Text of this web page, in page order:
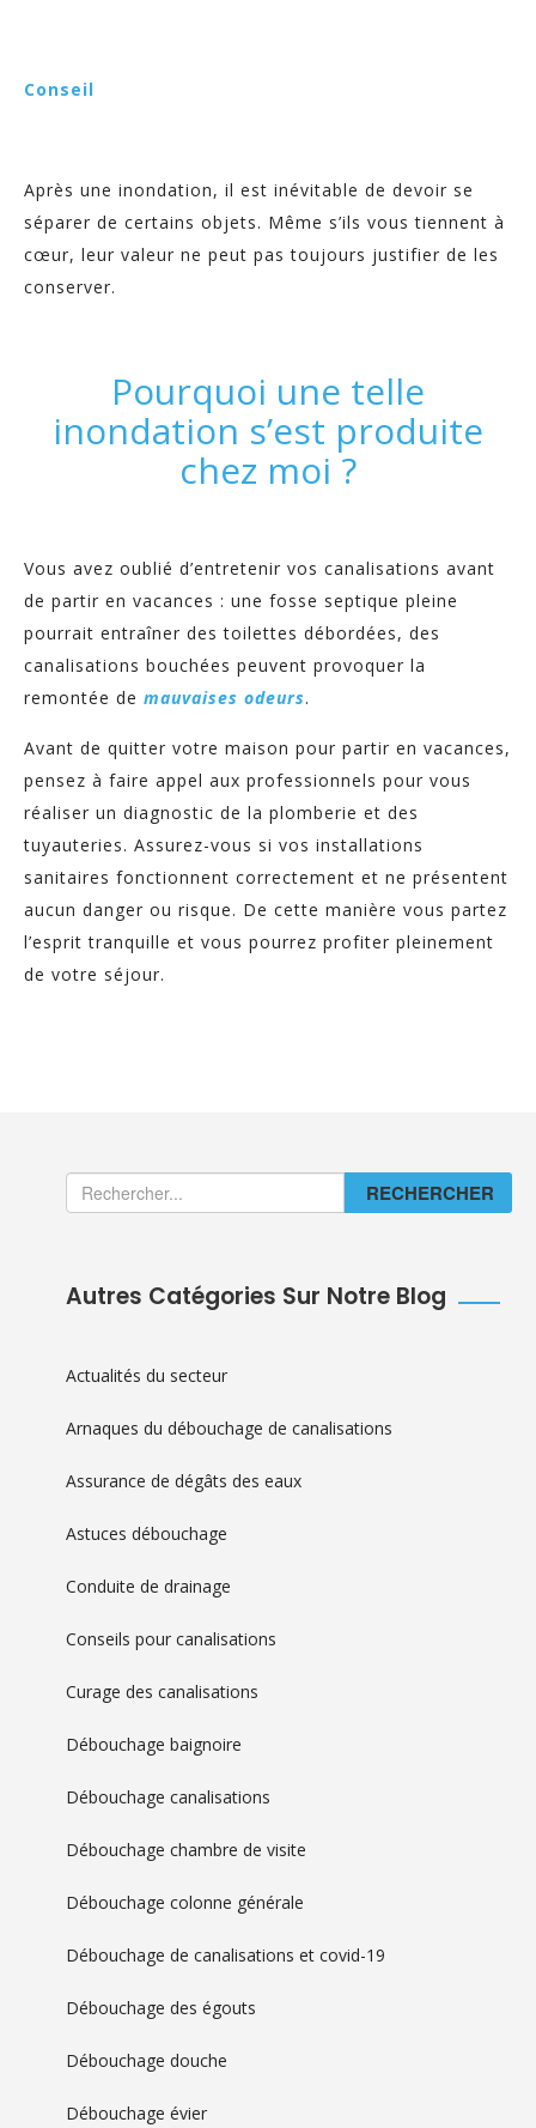
Conseil
Après une inondation, il est inévitable de devoir se
séparer de certains objets. Même s’ils vous tiennent à
cœur, leur valeur ne peut pas toujours justifier de les
conserver.
Pourquoi une telle
inondation s’est produite
chez moi ?
Vous avez oublié d’entretenir vos canalisations avant
de partir en vacances : une fosse septique pleine
pourrait entraîner des toilettes débordées, des
canalisations bouchées peuvent provoquer la
remontée de mauvaises odeurs.
Avant de quitter votre maison pour partir en vacances,
pensez à faire appel aux professionnels pour vous
réaliser un diagnostic de la plomberie et des
tuyauteries. Assurez-vous si vos installations
sanitaires fonctionnent correctement et ne présentent
aucun danger ou risque. De cette manière vous partez
l’esprit tranquille et vous pourrez profiter pleinement
de votre séjour.
RECHERCHER
Autres Catégories Sur Notre Blog
Actualités du secteur
Arnaques du débouchage de canalisations
Assurance de dégâts des eaux
Astuces débouchage
Conduite de drainage
Conseils pour canalisations
Curage des canalisations
Débouchage baignoire
Débouchage canalisations
Débouchage chambre de visite
Débouchage colonne générale
Débouchage de canalisations et covid-19
Débouchage des égouts
Débouchage douche
Débouchage évier